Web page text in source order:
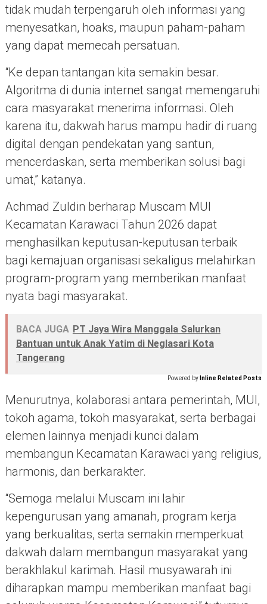
tidak mudah terpengaruh oleh informasi yang
menyesatkan, hoaks, maupun paham-paham
yang dapat memecah persatuan.
“Ke depan tantangan kita semakin besar.
Algoritma di dunia internet sangat memengaruhi
cara masyarakat menerima informasi. Oleh
karena itu, dakwah harus mampu hadir di ruang
digital dengan pendekatan yang santun,
mencerdaskan, serta memberikan solusi bagi
umat,” katanya.
Achmad Zuldin berharap Muscam MUI
Kecamatan Karawaci Tahun 2026 dapat
menghasilkan keputusan-keputusan terbaik
bagi kemajuan organisasi sekaligus melahirkan
program-program yang memberikan manfaat
nyata bagi masyarakat.
BACA JUGA PT Jaya Wira Manggala Salurkan
Bantuan untuk Anak Yatim di Neglasari Kota
Tangerang
Powered by Inline Related Posts
Menurutnya, kolaborasi antara pemerintah, MUI,
tokoh agama, tokoh masyarakat, serta berbagai
elemen lainnya menjadi kunci dalam
membangun Kecamatan Karawaci yang religius,
harmonis, dan berkarakter.
“Semoga melalui Muscam ini lahir
kepengurusan yang amanah, program kerja
yang berkualitas, serta semakin memperkuat
dakwah dalam membangun masyarakat yang
berakhlakul karimah. Hasil musyawarah ini
diharapkan mampu memberikan manfaat bagi